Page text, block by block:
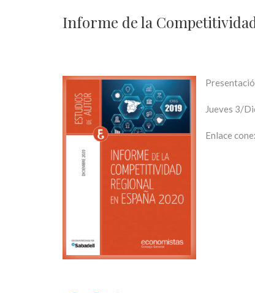
Informe de la
Jueves 3/
Enlace